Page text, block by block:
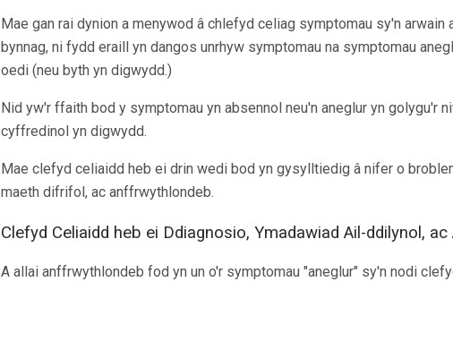
Mae gan rai dynion a menywod â chlefyd celiag symptomau sy'n
bynnag, ni fydd eraill yn dangos unrhyw symptomau na symptomau
oedi (neu byth yn digwydd.)
Nid yw'r ffaith bod y symptomau yn absennol neu'n aneglur yn golygu'r
cyffredinol yn digwydd.
Mae clefyd celiaidd heb ei drin wedi bod yn gysylltiedig â nifer o
maeth difrifol, ac anffrwythlondeb.
Clefyd Celiaidd heb ei Ddiagnosio, Ymadawiad Ail-ddilynol,
A allai anffrwythlondeb fod yn un o'r symptomau "aneglur" sy'n nodi